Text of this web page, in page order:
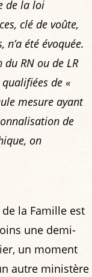
de la loi
clé de voûte,
été évoquée.
RN ou de LR
de «
mesure ayant
de
on
la Famille est
une demi-
un moment
autre ministère